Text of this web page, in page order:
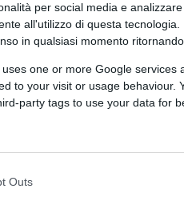
per social media e analizzare
all'utilizzo di questa
in qualsiasi momento
one or more Google services
to your visit or usage behaviour.
party tags to use your data for
Outs